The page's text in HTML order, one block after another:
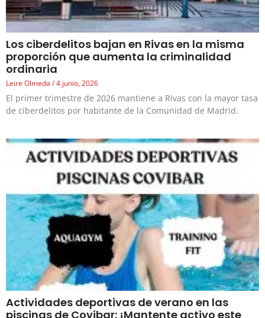
Los ciberdelitos bajan en Rivas en la misma
proporción que aumenta la criminalidad
ordinaria
Leire Olmeda 4 junio, 2026
El primer trimestre de 2026 mantiene a Rivas con la mayor tasa
de ciberdelitos por habitante de la Comunidad de Madrid.
Actividades deportivas de verano en las
piscinas de Covibar: ¡Mantente activo este